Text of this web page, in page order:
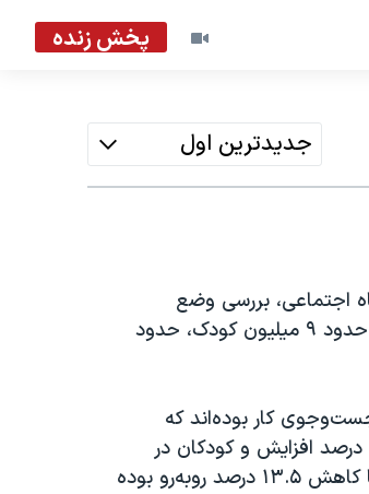
پخش زنده
جدیدترین اول
اجتماعی، بررسی وضع
فعالیت کودکان ۱۰ تا ۱۷ ساله ایران در سال ۱۳۹۶ نشان می‌دهد که از حدود ۹ میلیون کودک، حدود
شاغل و ۸۹ هزار کودک در جست‌وجوی کار بوده‌اند که
نسبت به سال‌های ۱۳۹۴ و ۱۳۹۵ کودکان شاغل به ترتیب ۱۰.۲ و ۱۱.۵ درصد افزایش و کودکان در
جست‌وجوی کار در سال ۱۳۹۴ با افزایش ۷ درصدی و در سال ۱۳۹۵ با کاهش ۱۳.۵ درصد روبه‌رو بوده